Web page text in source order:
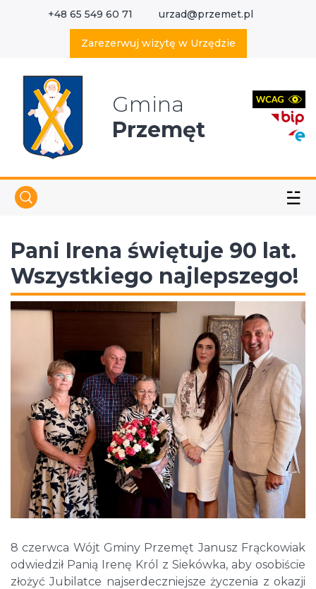
+48 65 549 60 71 urzad@przemet.pl
Zarezerwuj wizytę w Urzędzie
Gmina
Przemęt
☱
Pani Irena świętuje 90 lat.
Wszystkiego najlepszego!
8 czerwca Wójt Gminy Przemęt Janusz Frąckowiak
odwiedził Panią Irenę Król z Siekówka, aby osobiście
złożyć Jubilatce najserdeczniejsze życzenia z okazji
Wyszukaj w serwisie